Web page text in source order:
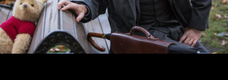
LUCA - Szenenbilder & Pressefotos